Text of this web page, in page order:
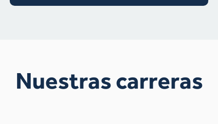
Nuestras carreras